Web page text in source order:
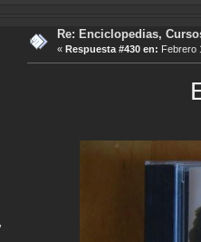
Re: Enciclopedias,
« Respuesta #430 en: Febrero